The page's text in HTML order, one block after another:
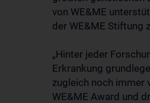
von WE&ME
der WE&ME Stiftung
„Hinter jeder
Erkrankung
zugleich noch immer
WE&ME Award und